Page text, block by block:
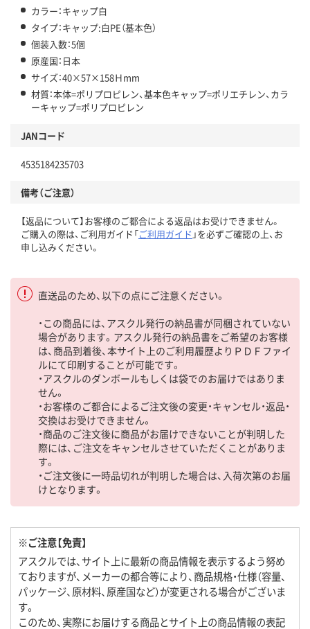
カラー：キャップ白
タイプ：キャップ:白PE（基本色）
個装入数：5個
原産国：日本
サイズ：40×57×158Ｈmm
材質：本体=ポリプロピレン、基本色キャップ=ポリエチレン、カラ
ーキャップ=ポリプロピレン
JANコード
4535184235703
備考（ご注意）
【返品について】お客様のご都合による返品はお受けできません。
ご購入の際は、ご利用ガイド「ご利用ガイド 」を必ずご確認の上、お
申し込みください。
直送品のため、以下の点にご注意ください。
・この商品には、アスクル発行の納品書が同梱されていない
場合があります。アスクル発行の納品書をご希望のお客様
は、商品到着後、本サイト上のご利用履歴よりＰＤＦファイ
ルにて印刷することが可能です。
・アスクルのダンボールもしくは袋でのお届けではありま
せん。
・お客様のご都合によるご注文後の変更・キャンセル・返品・
交換はお受けできません。
・商品のご注文後に商品がお届けできないことが判明した
際には、ご注文をキャンセルさせていただくことがありま
す。
・ご注文後に一時品切れが判明した場合は、入荷次第のお届
けとなります。
※ご注意【免責】
アスクルでは、サイト上に最新の商品情報を表示するよう努め
ておりますが、メーカーの都合等により、商品規格・仕様（容量、
パッケージ、原材料、原産国など）が変更される場合がございま
す。
このため、実際にお届けする商品とサイト上の商品情報の表記